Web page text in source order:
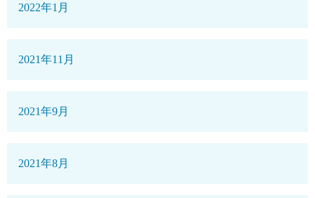
2022年1月
2021年11月
2021年9月
2021年8月